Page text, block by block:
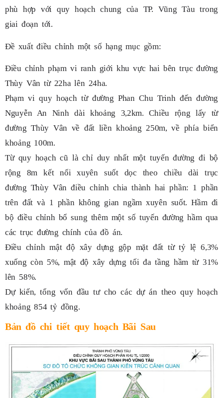
phù hợp với quy hoạch chung của TP. Vũng Tàu trong
giai đoạn tới.
Đề xuất điều chỉnh một số hạng mục gồm:
Điều chỉnh phạm vi ranh giới khu vực hai bên trục đường
Thùy Vân từ 22ha lên 24ha.
Phạm vi quy hoạch từ đường Phan Chu Trinh đến đường
Nguyễn An Ninh dài khoảng 3,2km. Chiều rộng lấy từ
đường Thùy Vân về đất liền khoảng 250m, về phía biển
khoảng 100m.
Từ quy hoạch cũ là chỉ duy nhất một tuyến đường đi bộ
rộng 8m kết nối xuyên suốt dọc theo chiều dài trục
đường Thùy Vân điều chỉnh chia thành hai phần: 1 phần
trên đất và 1 phần không gian ngầm xuyên suốt. Hầm đi
bộ điều chỉnh bổ sung thêm một số tuyến đường hầm qua
các trục đường chính của đồ án.
Điều chỉnh mật độ xây dựng gộp mặt đất từ tỷ lệ 6,3%
xuống còn 5%, mật độ xây dựng tối đa tầng hầm từ 31%
lên 58%.
Dự kiến, tổng vốn đầu tư cho các dự án theo quy hoạch
khoảng 854 tỷ đồng.
Bản đồ chi tiết quy hoạch Bãi Sau